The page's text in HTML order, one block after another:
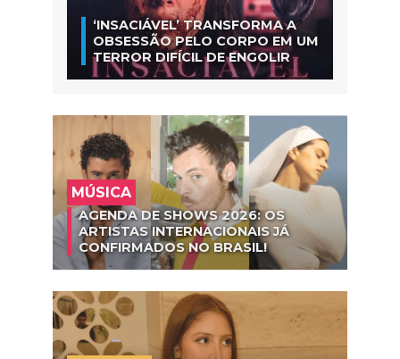
‘INSACIÁVEL’ TRANSFORMA A
OBSESSÃO PELO CORPO EM UM
TERROR DIFÍCIL DE ENGOLIR
MÚSICA
AGENDA DE SHOWS 2026: OS
ARTISTAS INTERNACIONAIS JÁ
CONFIRMADOS NO BRASIL!